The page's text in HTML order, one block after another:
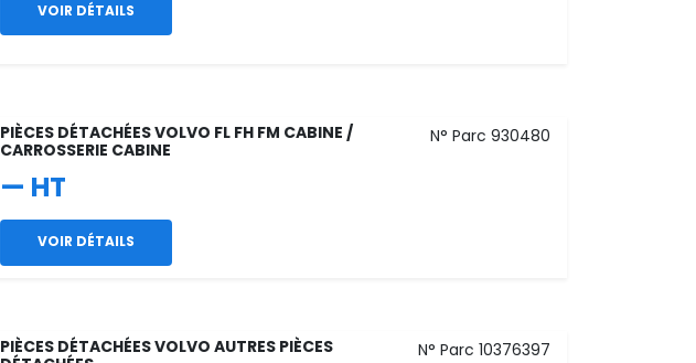
VOIR DÉTAILS
PIÈCES DÉTACHÉES VOLVO FL FH FM CABINE /
CARROSSERIE CABINE
N° Parc 930480
— HT
VOIR DÉTAILS
PIÈCES DÉTACHÉES VOLVO AUTRES PIÈCES
N° Parc 10376397